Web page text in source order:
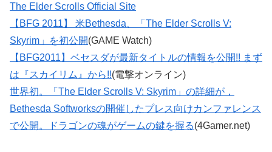
The Elder Scrolls Official Site
【BFG 2011】 米Bethesda、「The Elder Scrolls V:
Skyrim」を初公開(GAME Watch)
【BFG2011】ベセスダが最新タイトルの情報を公開!! まず
は『スカイリム』から!!(電撃オンライン)
世界初。「The Elder Scrolls V: Skyrim」の詳細が，
Bethesda Softworksの開催したプレス向けカンファレンス
で公開。ドラゴンの魂がゲームの鍵を握る(4Gamer.net)